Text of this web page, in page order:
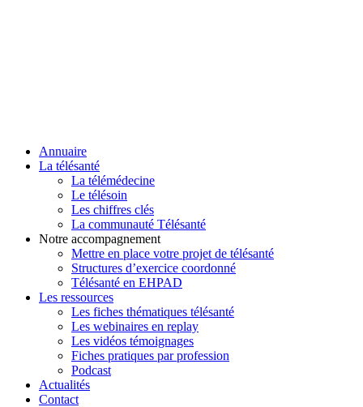
Annuaire
La télésanté
La télémédecine
Le télésoin
Les chiffres clés
La communauté Télésanté
Notre accompagnement
Mettre en place votre projet de télésanté
Structures d’exercice coordonné
Télésanté en EHPAD
Les ressources
Les fiches thématiques télésanté
Les webinaires en replay
Les vidéos témoignages
Fiches pratiques par profession
Podcast
Actualités
Contact